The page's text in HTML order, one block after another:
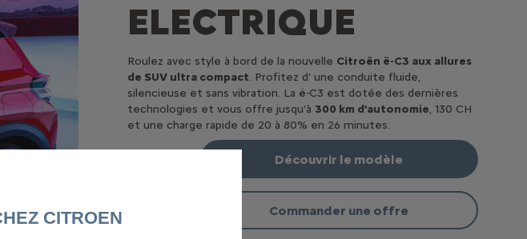
ELECTRIQUE
Roulez avec style à bord de la nouvelle Citroën ë-C3 aux allures
de SUV ultra compact. Profitez d' une conduite fluide,
silencieuse et sans vibration. La ë-C3 est dotée des dernières
technologies et vous offre jusqu'à 300 km d'autonomie, 130 CH
et une charge rapide de 20 à 80% en 26 minutes.
Découvrir le modèle
Commander une offre
CITROEN